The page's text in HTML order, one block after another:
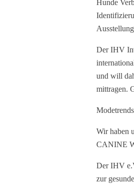
Hunde
Der IHV
und will
mittragen.
Wir haben
CANINE
Der IHV
zur